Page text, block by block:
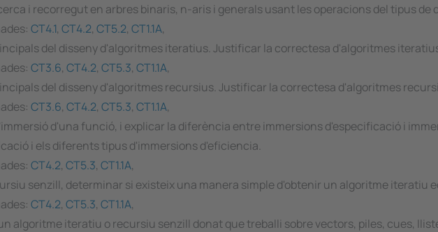
i recorregut en arbres binaris, n-aris i generals usant les operacions del tipus de
CT4.1, CT4.2, CT5.2, CT1.1A,
del disseny d'algoritmes iteratius. Justificar la correctesa d'algoritmes
CT3.6, CT4.2, CT5.3, CT1.1A,
del disseny d'algoritmes recursius. Justificar la correctesa d'algoritmes
CT3.6, CT4.2, CT5.3, CT1.1A,
d'una funció, i explicar la diferència entre immersions d'especificació i
i els diferents tipus d'immersions d'eficiencia.
CT4.2, CT5.3, CT1.1A,
senzill, determinar si existeix una manera simple d'obtenir un algoritme iteratiu
CT4.2, CT5.3, CT1.1A,
algoritme iteratiu o recursiu senzill donat que treballi sobre vectors, piles, cues,